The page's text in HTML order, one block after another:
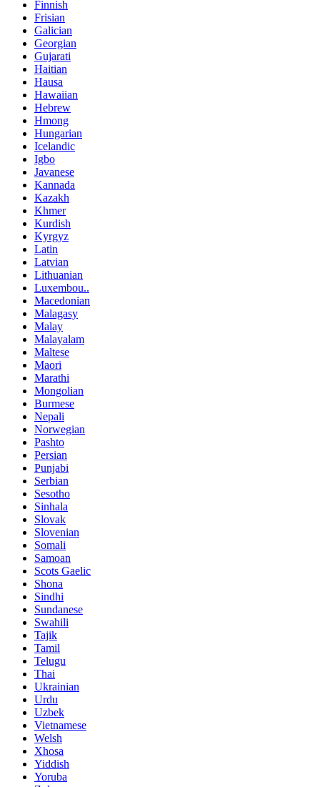
Finnish
Frisian
Galician
Georgian
Gujarati
Haitian
Hausa
Hawaiian
Hebrew
Hmong
Hungarian
Icelandic
Igbo
Javanese
Kannada
Kazakh
Khmer
Kurdish
Kyrgyz
Latin
Latvian
Lithuanian
Luxembou..
Macedonian
Malagasy
Malay
Malayalam
Maltese
Maori
Marathi
Mongolian
Burmese
Nepali
Norwegian
Pashto
Persian
Punjabi
Serbian
Sesotho
Sinhala
Slovak
Slovenian
Somali
Samoan
Scots Gaelic
Shona
Sindhi
Sundanese
Swahili
Tajik
Tamil
Telugu
Thai
Ukrainian
Urdu
Uzbek
Vietnamese
Welsh
Xhosa
Yiddish
Yoruba